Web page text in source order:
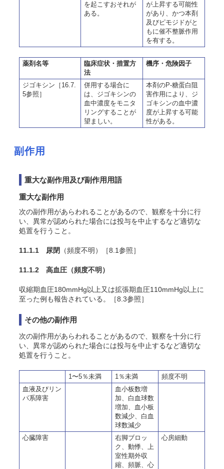
を起こすおそれが
ある。
が上昇する可能性
があり、かつ本剤
及びピモジドがと
もに催不整脈作用
を有する。
薬剤名等
臨床症状・措置方
法
機序・危険因子
ジゴキシン［16.7.
5参照］
併用する場合に
は、ジゴキシンの
血中濃度をモニタ
リングすることが
望ましい。
本剤のP-糖蛋白阻
害作用により、ジ
ゴキシンの血中濃
度が上昇する可能
性がある。
副作用
重大な副作用及び副作用用語
重大な副作用
次の副作用があらわれることがあるので、観察を十分に行
い、異常が認められた場合には投与を中止するなど適切な
処置を行うこと。
11.1.1 尿閉 （頻度不明）［8.1参照］
11.1.2 高血圧 （頻度不明）
収縮期血圧180mmHg以上又は拡張期血圧110mmHg以上に
至った例も報告されている。［8.3参照］
その他の副作用
次の副作用があらわれることがあるので、観察を十分に行
い、異常が認められた場合には投与を中止するなど適切な
処置を行うこと。
1〜5％未満 1％未満
頻度不明
血液及びリン
パ系障害
血小板数増
加、白血球数
増加、血小板
数減少、白血
球数減少
心臓障害
右脚ブロッ
ク、動悸、上
室性期外収
縮、頻脈、心
心房細動